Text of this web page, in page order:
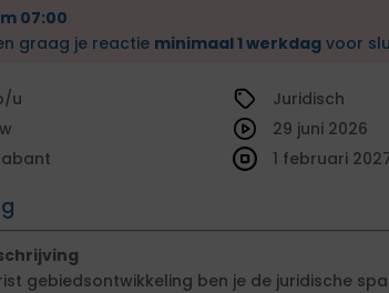
07:00
graag je reactie minimaal 1 werkdag voor
Juridisch
29 juni 2026
1 februari
gebiedsontwikkeling ben je de juridische